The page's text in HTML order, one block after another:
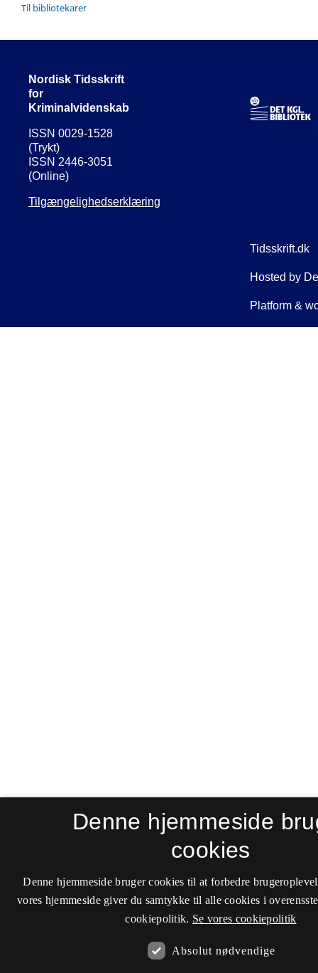
Til bibliotekarer
Nordisk Tidsskrift
for
Kriminalvidenskab
ISSN 0029-1528
(Trykt)
ISSN 2446-3051
(Online)
Tilgængelighedserklæring
Denne hjemmeside
cookies
Denne hjemmeside bruger cookies til at forbedre
vores hjemmeside giver du samtykke til alle cookies i
cookiepolitik. Se vores cookiepolitik
Absolut nødvendige